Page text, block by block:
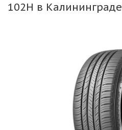
102H в Калининграде